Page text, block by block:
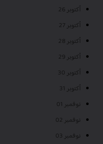
أكتوبر 26
أكتوبر 27
أكتوبر 28
أكتوبر 29
أكتوبر 30
أكتوبر 31
نوفمبر 01
نوفمبر 02
نوفمبر 03